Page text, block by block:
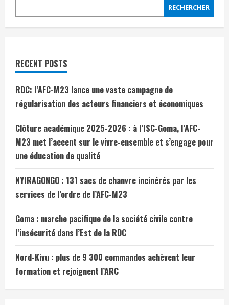
RECHERCHER
RECENT POSTS
RDC: l’AFC-M23 lance une vaste campagne de
régularisation des acteurs financiers et économiques
Clôture académique 2025-2026 : à l’ISC-Goma, l’AFC-
M23 met l’accent sur le vivre-ensemble et s’engage pour
une éducation de qualité
NYIRAGONGO : 131 sacs de chanvre incinérés par les
services de l’ordre de l’AFC-M23
Goma : marche pacifique de la société civile contre
l’insécurité dans l’Est de la RDC
Nord-Kivu : plus de 9 300 commandos achèvent leur
formation et rejoignent l’ARC